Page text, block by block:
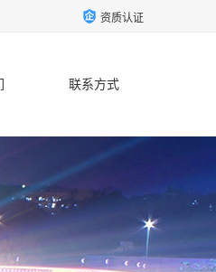
资质认证
联系方式